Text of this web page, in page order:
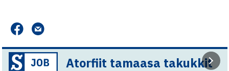
Atorfiit tamaasa takukkit